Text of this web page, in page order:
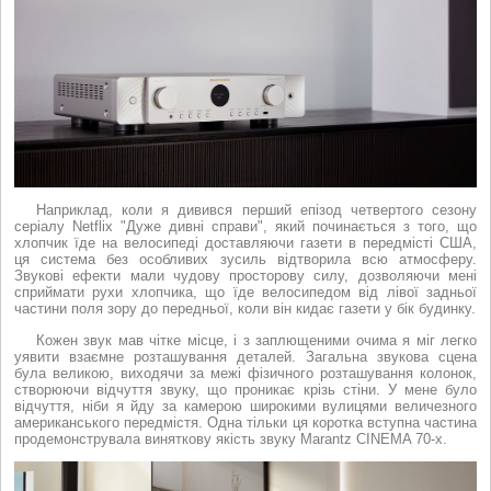
Наприклад, коли я дивився перший епізод четвертого сезону
серіалу Netflix "Дуже дивні справи", який починається з того, що
хлопчик їде на велосипеді доставляючи газети в передмісті США,
ця система без особливих зусиль відтворила всю атмосферу.
Звукові ефекти мали чудову просторову силу, дозволяючи мені
сприймати рухи хлопчика, що їде велосипедом від лівої задньої
частини поля зору до передньої, коли він кидає газети у бік будинку.
Кожен звук мав чітке місце, і з заплющеними очима я міг легко
уявити взаємне розташування деталей. Загальна звукова сцена
була великою, виходячи за межі фізичного розташування колонок,
створюючи відчуття звуку, що проникає крізь стіни. У мене було
відчуття, ніби я йду за камерою широкими вулицями величезного
американського передмістя. Одна тільки ця коротка вступна частина
продемонструвала виняткову якість звуку Marantz CINEMA 70-х.